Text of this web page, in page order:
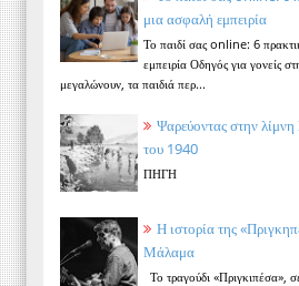
μια ασφαλή εμπειρία
Το παιδί σας online: 6
εμπειρία Οδηγός για γονείς
μεγαλώνουν, τα παιδιά περ...
Ψαρεύοντας στην
του 1940
ΠΗΓΗ
Η ιστορία της
Μάλαμα
Το τραγούδι «Πριγκιπέσα»,